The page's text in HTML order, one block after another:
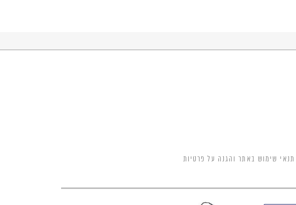
תנאי שימוש באתר והגנה על פרטיות